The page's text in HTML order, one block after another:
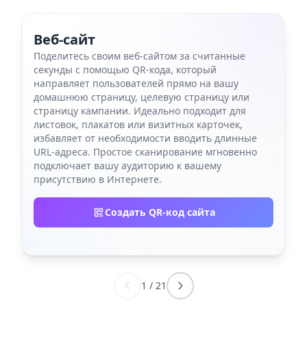
Веб-сайт
Поделитесь своим веб-сайтом за считанные
секунды с помощью QR-кода, который
направляет пользователей прямо на вашу
домашнюю страницу, целевую страницу или
страницу кампании. Идеально подходит для
листовок, плакатов или визитных карточек,
избавляет от необходимости вводить длинные
URL-адреса. Простое сканирование мгновенно
подключает вашу аудиторию к вашему
присутствию в Интернете.
Создать QR-код сайта
1 / 21